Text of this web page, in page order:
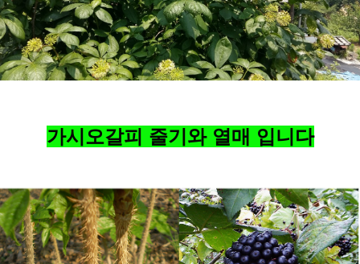
가시오갈피 줄기와 열매 입니다